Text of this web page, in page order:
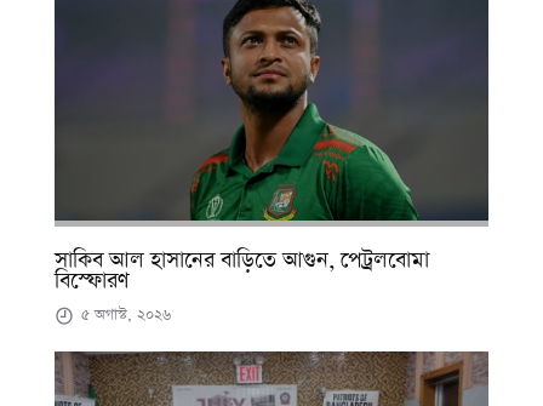
সাকিব আল হাসানের বাড়িতে আগুন, পেট্রলবোমা
বিস্ফোরণ
৫ অগাস্ট, ২০২৬